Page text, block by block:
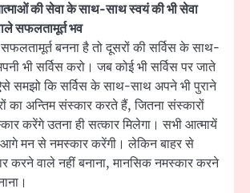
की सेवा के साथ-साथ स्वयं की भी सेवा
सफलतामूर्त भव
बनना है तो दूसरों की सर्विस के साथ-
भी सर्विस करो। जब कोई भी सर्विस पर जाते
समझो कि सर्विस के साथ-साथ अपने भी पुराने
का अन्तिम संस्कार करते हैं, जितना संस्कारों
करेंगे उतना ही सत्कार मिलेगा। सभी आत्मायें
मन से नमस्कार करेंगी। लेकिन बाहर से
करने वाले नहीं बनाना, मानसिक नमस्कार करने